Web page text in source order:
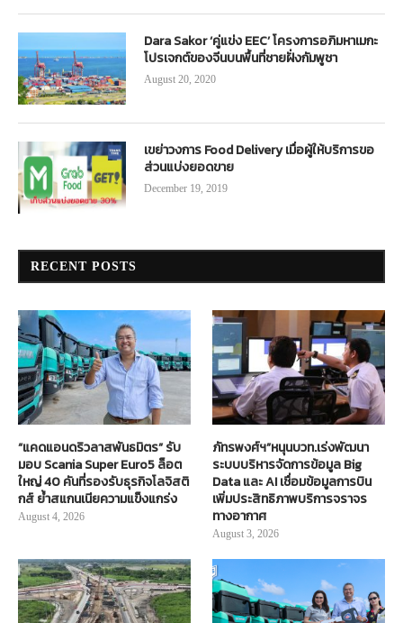
Dara Sakor ‘คู่แข่ง EEC’ โครงการอภิมหาเมกะ
โปรเจกต์ของจีนบนพื้นที่ชายฝั่งกัมพูชา
August 20, 2020
เขย่าวงการ Food Delivery เมื่อผู้ให้บริการขอ
ส่วนแบ่งยอดขาย
December 19, 2019
RECENT POSTS
“แคดแอนดริวลาสพันธมิตร” รับ
มอบ Scania Super Euro5 ล็อต
ใหญ่ 40 คันที่รองรับธุรกิจโลจิสติ
กส์ ย้ำสแกนเนียความแข็งแกร่ง
August 4, 2026
ภัทรพงศ์ฯ”หนุนบวท.เร่งพัฒนา
ระบบบริหารจัดการข้อมูล Big
Data และ AI เชื่อมข้อมูลการบิน
เพิ่มประสิทธิภาพบริการจราจร
ทางอากาศ
August 3, 2026